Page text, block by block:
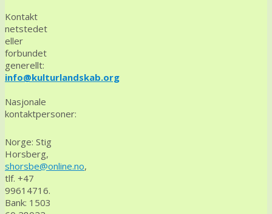
Kontakt
netstedet
eller
forbundet
generellt:
info@kulturlandskab.org
Nasjonale
kontaktpersoner:
Norge: Stig
Horsberg,
shorsbe@online.no,
tlf. +47
99614716.
Bank: 1503